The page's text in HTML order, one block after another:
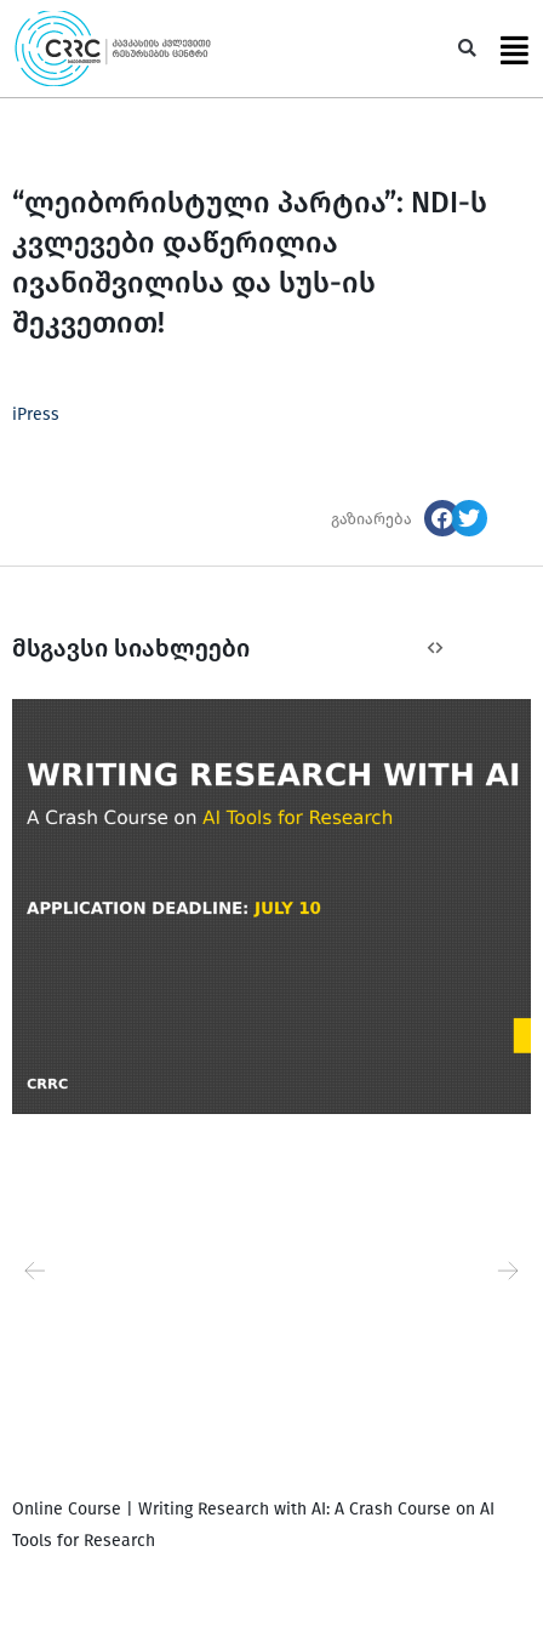
Skip
to
content
“ლეიბორისტული პარტია”: NDI-ს
კვლევები დაწერილია
ივანიშვილისა და სუს-ის
შეკვეთით!
iPress
გაზიარება
მსგავსი სიახლეები
Online Course | Writing Research with AI: A Crash Course on AI
Tools for Research